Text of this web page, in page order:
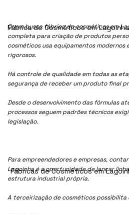
Quem busca fábrica de cosméticos em
completa para criação de produtos
cosméticos usa equipamentos modernos
rigorosos.
Há controle de qualidade em todas as
segurança de receber um produto final
Desde o desenvolvimento das fórmulas
processos seguem padrões técnicos
legislação.
Para empreendedores e empresas,
Lagoinha é a oportunidade de lançar
estrutura industrial própria.
A terceirização de cosméticos possibilita
Fábrica de Cosméticos em
Fábricas de Cosméticos em